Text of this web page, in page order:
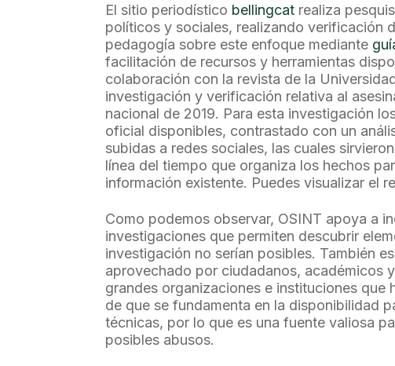
El sitio periodístico bellingcat realiza
políticos y sociales, realizando verificación
pedagogía sobre este enfoque mediante
facilitación de recursos y herramientas
colaboración con la revista de la
investigación y verificación relativa al
nacional de 2019. Para esta investigación
oficial disponibles, contrastado con un
subidas a redes sociales, las cuales
línea del tiempo que organiza los hechos
información existente. Puedes visualizar el
Como podemos observar, OSINT apoya a
investigaciones que permiten descubrir
investigación no serían posibles. También
aprovechado por ciudadanos, académicos
grandes organizaciones e instituciones que
de que se fundamenta en la disponibilidad
técnicas, por lo que es una fuente valiosa
posibles abusos.